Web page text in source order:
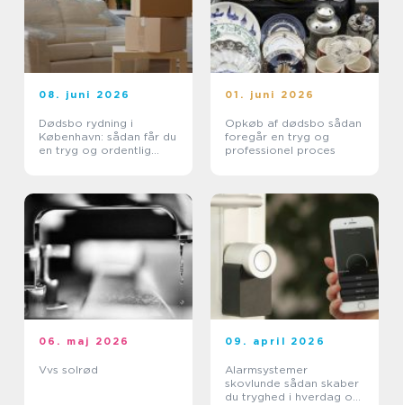
08. juni 2026
Dødsbo rydning i
København: sådan får du
en tryg og ordentlig
01. juni 2026
Opkøb af dødsbo sådan
foregår en tryg og
professionel proces
06. maj 2026
Vvs solrød
09. april 2026
Alarmsystemer
skovlunde sådan skaber
du tryghed i hverdag og